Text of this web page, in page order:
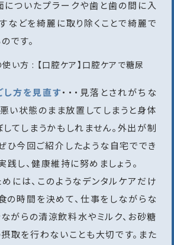
ついたプラークや歯と歯の間に入
などを綺麗に取り除くことで綺麗で
です。
方を見直す・・・見落とされがちな
い状態のまま放置してしまうと身体
てしまうかもしれません。外出が制
ひ今回ご紹介したような自宅ででき
践し、健康維持に努めましょう。
には、このようなデンタルケアだけ
の時間を決めて、仕事をしながらな
がらの清涼飲料水やミルク、お砂糖
取を行わないことも大切です。また